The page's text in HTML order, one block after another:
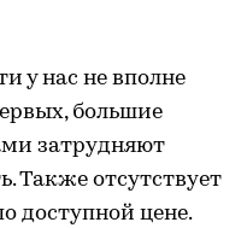
у нас не вполне
большие
затрудняют
Также отсутствует
доступной цене.